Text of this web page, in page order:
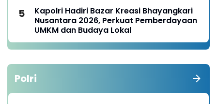
Kapolri Hadiri Bazar Kreasi Bhayangkari
Nusantara 2026, Perkuat Pemberdayaan
UMKM dan Budaya Lokal
Polri